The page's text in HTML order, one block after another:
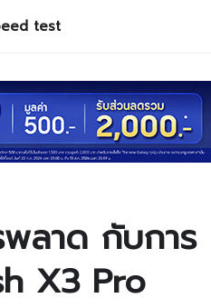
test
ลาด กับการ
X3 Pro